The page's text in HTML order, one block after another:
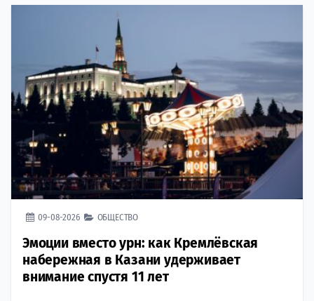
09-08-2026 ОБЩЕСТВО
Эмоции вместо урн: как Кремлёвская
набережная в Казани удерживает
внимание спустя 11 лет